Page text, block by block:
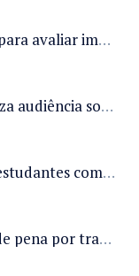
Câmara realiza audiência para avaliar impactos da moratória da piracatinga na Região Amazônica e na pesca artesanal
Comissão da Câmara realiza audiência sobre 25 anos do Estatuto da Cidade e os desafios do planejamento urbano
Projeto na Câmara inclui estudantes com deficiência no regime escolar especial da LDB e estabelece critérios para frequência
PL 82/26 proíbe remição de pena por trabalho em funções militares para condenados por crimes contra o Estado Democrático de Direito